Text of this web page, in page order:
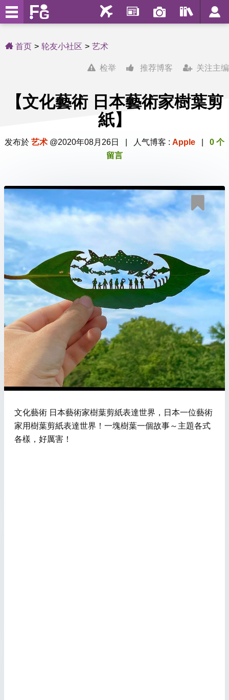
首页 轮友小社区 艺术
关注主编
推荐博客
检举
【文化藝術 日本藝術家樹葉剪
紙】
发布於 艺术 @2020年08月26日 | 人气博客 : Apple
0 个
留言
文化藝術 日本藝術家樹葉剪紙表達世界，日本一位藝術
家用樹葉剪紙表達世界！一塊樹葉一個故事～主題各式
各樣，好厲害！